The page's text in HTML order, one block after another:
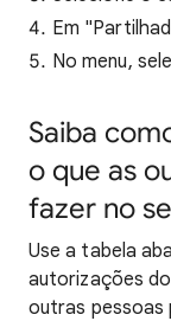
Em
No menu,
Saiba
o que as
fazer no
Use a tabela
autorizações
outras pessoas